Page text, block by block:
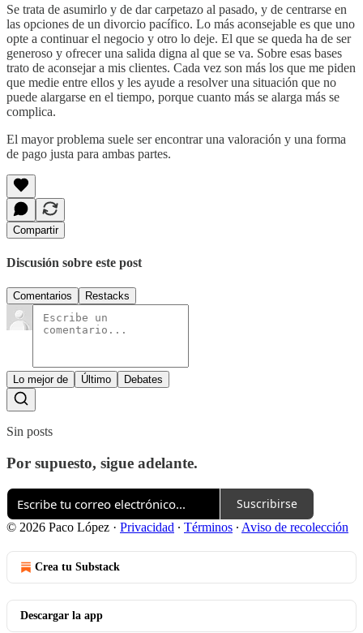
Se trata de asumirlo y de dar carpetazo al pasado, y de centrarse en
las opciones de un divorcio pacífico. Lo más aconsejable es que uno
opte a continuar el negocio y otro lo deje. El que se queda ha de ser
generoso y ofrecer una salida digna al que se va. Sobre esas bases
trato de aconsejar a mis clientes. Cada vez son más los que me piden
que medie entre ellos y les ayude a resolver una situación que no
puede alargarse en el tiempo, porque cuanto más se alarga más se
complica.
El mayor problema suele ser encontrar una valoración y una forma
de pago justa para ambas partes.
Compartir
Discusión sobre este post
Comentarios Restacks
Lo mejor de Último Debates
Sin posts
Por supuesto, sigue adelante.
Suscribirse
© 2026 Paco López · Privacidad ∙ Términos ∙ Aviso de recolección
Crea tu Substack
Descargar la app